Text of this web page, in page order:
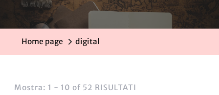
Home page digital
Mostra: 1 - 10 of 52 RISULTATI